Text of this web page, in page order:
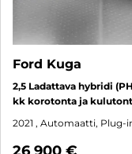
Ford Kuga
2,5 Ladattava hybridi
kk korotonta ja
2021 , Automaatti, Plug-